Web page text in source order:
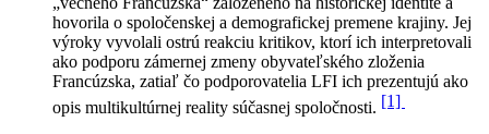
hovorila o spoločenskej a demografickej premene krajiny. Jej
výroky vyvolali ostrú reakciu kritikov, ktorí ich interpretovali
ako podporu zámernej zmeny obyvateľského zloženia
Francúzska, zatiaľ čo podporovatelia LFI ich prezentujú ako
opis multikultúrnej reality súčasnej spoločnosti. [1]